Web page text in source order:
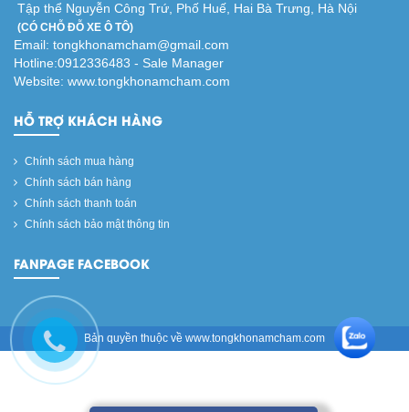
Tập thể Nguyễn Công Trứ, Phố Huế, Hai Bà Trưng, Hà Nội
(CÓ CHỖ ĐỖ XE Ô TÔ)
Email: tongkhonamcham@gmail.com
Hotline:0912336483 - Sale Manager
Website: www.tongkhonamcham.com
HỖ TRỢ KHÁCH HÀNG
Chính sách mua hàng
Chính sách bán hàng
Chính sách thanh toán
Chính sách bảo mật thông tin
FANPAGE FACEBOOK
Bản quyền thuộc về www.tongkhonamcham.com